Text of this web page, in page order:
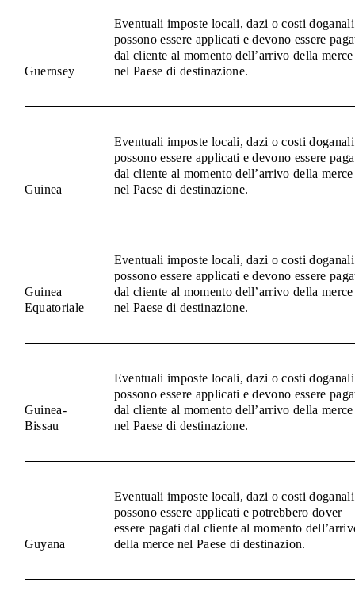
Guernsey
Eventuali imposte locali, dazi o costi doganali
possono essere applicati e devono essere
dal cliente al momento dell’arrivo della merce
nel Paese di destinazione.
Guinea
Eventuali imposte locali, dazi o costi doganali
possono essere applicati e devono essere
dal cliente al momento dell’arrivo della merce
nel Paese di destinazione.
Guinea
Equatoriale
Eventuali imposte locali, dazi o costi doganali
possono essere applicati e devono essere
dal cliente al momento dell’arrivo della merce
nel Paese di destinazione.
Guinea-
Bissau
Eventuali imposte locali, dazi o costi doganali
possono essere applicati e devono essere
dal cliente al momento dell’arrivo della merce
nel Paese di destinazione.
Guyana
Eventuali imposte locali, dazi o costi doganali
possono essere applicati e potrebbero dover
essere pagati dal cliente al momento
della merce nel Paese di destinazion.